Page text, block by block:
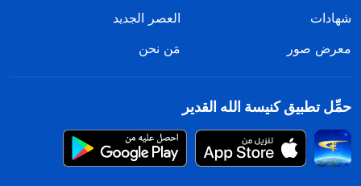
شهادات
العصر الجديد
معرض صور
مَن نحن
حمِّل تطبيق كنيسة الله القدير